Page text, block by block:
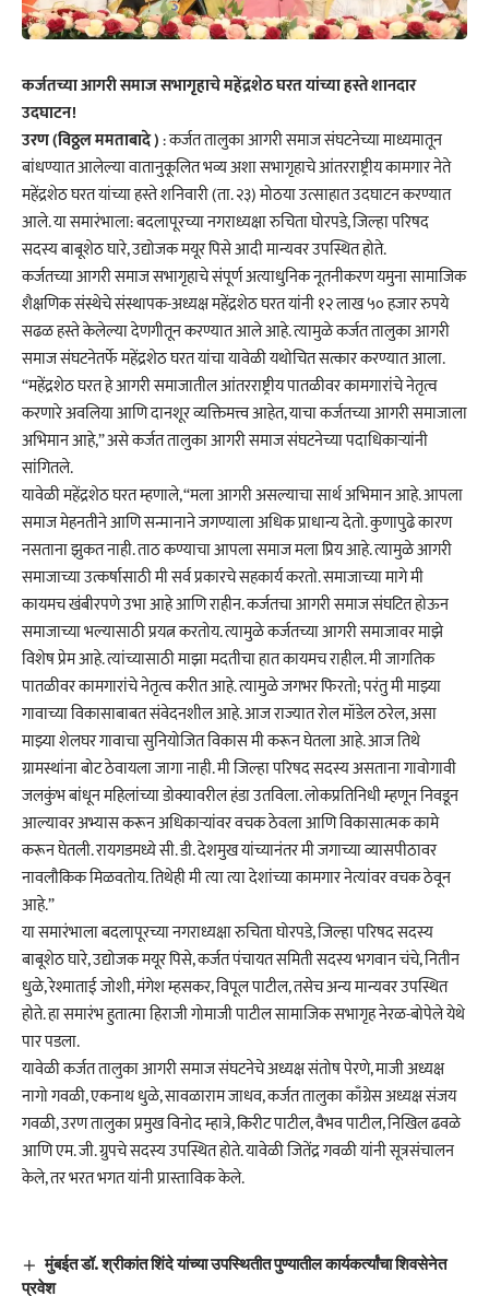
कर्जतच्या आगरी समाज सभागृहाचे महेंद्रशेठ घरत यांच्या हस्ते शानदार
उदघाटन!
उरण (विठ्ठल ममताबादे ): कर्जत तालुका आगरी समाज संघटनेच्या माध्यमातून
बांधण्यात आलेल्या वातानुकूलित भव्य अशा सभागृहाचे आंतरराष्ट्रीय कामगार नेते
महेंद्रशेठ घरत यांच्या हस्ते शनिवारी (ता. २३) मोठया उत्साहात उदघाटन करण्यात
आले. या समारंभाला: बदलापूरच्या नगराध्यक्षा रुचिता घोरपडे, जिल्हा परिषद
सदस्य बाबूशेठ घारे, उद्योजक मयूर पिसे आदी मान्यवर उपस्थित होते.
कर्जतच्या आगरी समाज सभागृहाचे संपूर्ण अत्याधुनिक नूतनीकरण यमुना सामाजिक
शैक्षणिक संस्थेचे संस्थापक-अध्यक्ष महेंद्रशेठ घरत यांनी १२ लाख ५० हजार रुपये
सढळ हस्ते केलेल्या देणगीतून करण्यात आले आहे. त्यामुळे कर्जत तालुका आगरी
समाज संघटनेतर्फे महेंद्रशेठ घरत यांचा यावेळी यथोचित सत्कार करण्यात आला.
“महेंद्रशेठ घरत हे आगरी समाजातील आंतरराष्ट्रीय पातळीवर कामगारांचे नेतृत्व
करणारे अवलिया आणि दानशूर व्यक्तिमत्त्व आहेत, याचा कर्जतच्या आगरी समाजाला
अभिमान आहे,” असे कर्जत तालुका आगरी समाज संघटनेच्या पदाधिकाऱ्यांनी
सांगितले.
यावेळी महेंद्रशेठ घरत म्हणाले, “मला आगरी असल्याचा सार्थ अभिमान आहे. आपला
समाज मेहनतीने आणि सन्मानाने जगण्याला अधिक प्राधान्य देतो. कुणापुढे कारण
नसताना झुकत नाही. ताठ कण्याचा आपला समाज मला प्रिय आहे. त्यामुळे आगरी
समाजाच्या उत्कर्षासाठी मी सर्व प्रकारचे सहकार्य करतो. समाजाच्या मागे मी
कायमच खंबीरपणे उभा आहे आणि राहीन. कर्जतचा आगरी समाज संघटित होऊन
समाजाच्या भल्यासाठी प्रयत्न करतोय. त्यामुळे कर्जतच्या आगरी समाजावर माझे
विशेष प्रेम आहे. त्यांच्यासाठी माझा मदतीचा हात कायमच राहील. मी जागतिक
पातळीवर कामगारांचे नेतृत्व करीत आहे. त्यामुळे जगभर फिरतो; परंतु मी माझ्या
गावाच्या विकासाबाबत संवेदनशील आहे. आज राज्यात रोल मॉडेल ठरेल, असा
माझ्या शेलघर गावाचा सुनियोजित विकास मी करून घेतला आहे. आज तिथे
ग्रामस्थांना बोट ठेवायला जागा नाही. मी जिल्हा परिषद सदस्य असताना गावोगावी
जलकुंभ बांधून महिलांच्या डोक्यावरील हंडा उतविला. लोकप्रतिनिधी म्हणून निवडून
आल्यावर अभ्यास करून अधिकाऱ्यांवर वचक ठेवला आणि विकासात्मक कामे
करून घेतली. रायगडमध्ये सी. डी. देशमुख यांच्यानंतर मी जगाच्या व्यासपीठावर
नावलौकिक मिळवतोय. तिथेही मी त्या त्या देशांच्या कामगार नेत्यांवर वचक ठेवून
आहे.”
या समारंभाला बदलापूरच्या नगराध्यक्षा रुचिता घोरपडे, जिल्हा परिषद सदस्य
बाबूशेठ घारे, उद्योजक मयूर पिसे, कर्जत पंचायत समिती सदस्य भगवान चंचे, नितीन
धुळे, रेश्माताई जोशी, मंगेश म्हसकर, विपूल पाटील, तसेच अन्य मान्यवर उपस्थित
होते. हा समारंभ हुतात्मा हिराजी गोमाजी पाटील सामाजिक सभागृह नेरळ-बोपेले येथे
पार पडला.
यावेळी कर्जत तालुका आगरी समाज संघटनेचे अध्यक्ष संतोष पेरणे, माजी अध्यक्ष
नागो गवळी, एकनाथ धुळे, सावळाराम जाधव, कर्जत तालुका काँग्रेस अध्यक्ष संजय
गवळी, उरण तालुका प्रमुख विनोद म्हात्रे, किरीट पाटील, वैभव पाटील, निखिल ढवळे
आणि एम. जी. ग्रुपचे सदस्य उपस्थित होते. यावेळी जितेंद्र गवळी यांनी सूत्रसंचालन
केले, तर भरत भगत यांनी प्रास्ताविक केले.
मुंबईत डॉ. श्रीकांत शिंदे यांच्या उपस्थितीत पुण्यातील कार्यकर्त्यांचा शिवसेनेत
प्रवेश